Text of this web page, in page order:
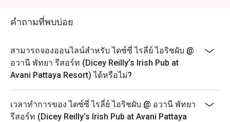
คำถามที่พบบ่อย
สามารถจองออนไลน์สำหรับ ไดซ์ซี่ ไรลี่ย์ ไอริชผับ @
อวานี พัทยา รีสอร์ท (Dicey Reilly’s Irish Pub at
Avani Pattaya Resort) ได้หรือไม่?
เวลาทำการของ ไดซ์ซี่ ไรลี่ย์ ไอริชผับ @ อวานี พัทยา
รีสอร์ท (Dicey Reilly’s Irish Pub at Avani Pattaya